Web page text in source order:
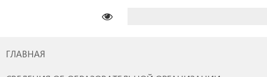
ГЛАВНАЯ